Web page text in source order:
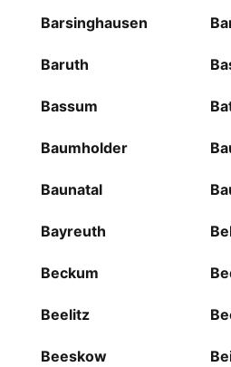
Barsinghausen
Baruth
Bassum
Baumholder
Baunatal
Bayreuth
Beckum
Beelitz
Beeskow